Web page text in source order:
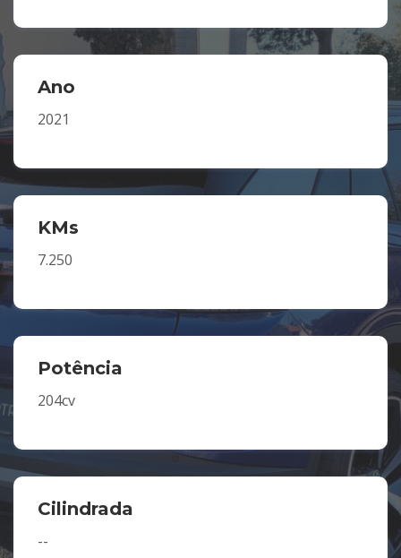
Ano
2021
KMs
7.250
Potência
204cv
Cilindrada
--